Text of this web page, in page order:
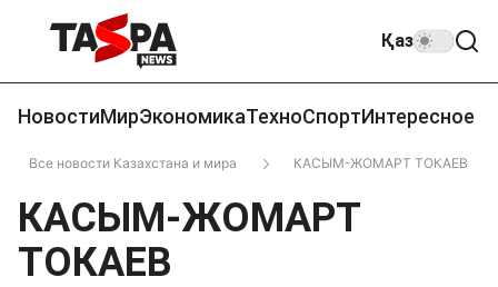
Қаз
НовостиМирЭкономикаТехноСпортИнтересное
Все новости Казахстана и мира КАСЫМ-ЖОМАРТ ТОКАЕВ
КАСЫМ-ЖОМАРТ
ТОКАЕВ